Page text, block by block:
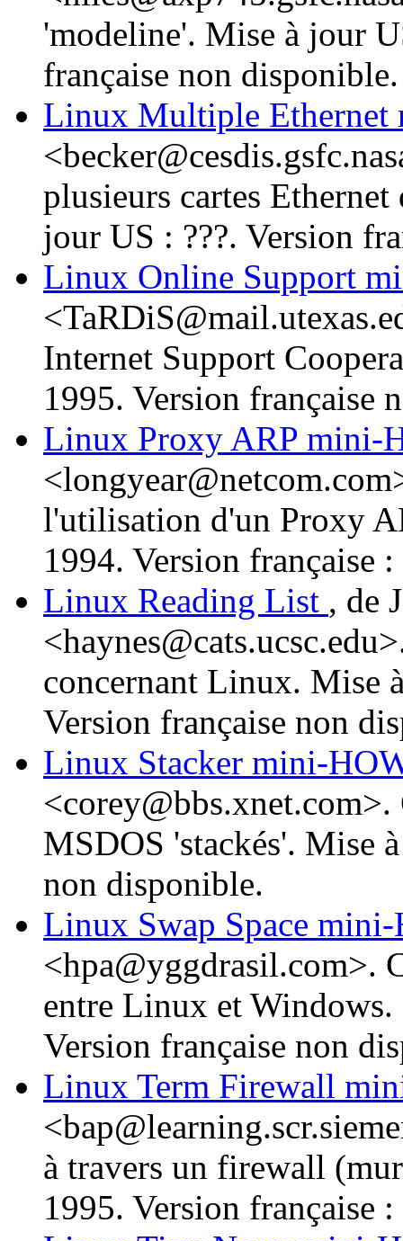
'modeline'. Mise à jour
française non disponible.
Linux Multiple
plusieurs cartes
jour US : ???. Version
Linux Online Support
Internet Support
1995. Version française
Linux Proxy ARP mini-
l'utilisation d'un Proxy
1994. Version française
Linux Reading List , de
concernant Linux. Mise
Version française non
Linux Stacker mini-
<corey@bbs.xnet.com>.
MSDOS 'stackés'. Mise
non disponible.
Linux Swap Space
<hpa@yggdrasil.com>.
entre Linux et
Version française non
Linux Term Firewall
à travers un firewall
1995. Version française